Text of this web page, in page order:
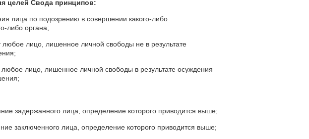
целей Свода принципов:
лица по подозрению в совершении какого-либо
либо органа;
лицо, лишенное личной свободы не в результате
лицо, лишенное личной свободы в результате осуждения
задержанного лица, определение которого приводится выше;
заключенного лица, определение которого приводится выше;